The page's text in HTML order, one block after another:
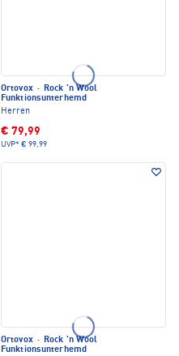
Ortovox · Rock 'n Wool
Funktionsunterhemd
Herren
€ 79,99
UVP* € 99,99
Ortovox · Rock 'n Wool
Funktionsunterhemd